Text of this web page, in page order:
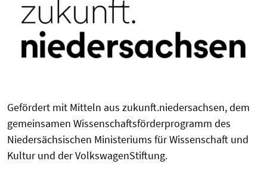
Gefördert mit Mitteln aus zukunft.niedersachsen, dem
gemeinsamen Wissenschaftsförderprogramm des
Niedersächsischen Ministeriums für Wissenschaft und
Kultur und der VolkswagenStiftung.